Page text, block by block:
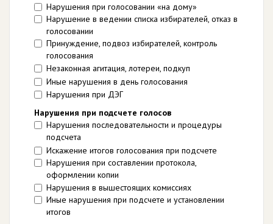
Нарушения при голосовании «на дому»
Нарушение в ведении списка избирателей, отказ в
голосовании
Принуждение, подвоз избирателей, контроль
голосования
Незаконная агитация, лотереи, подкуп
Иные нарушения в день голосования
Нарушения при ДЭГ
Нарушения при подсчете голосов
Нарушения последовательности и процедуры
подсчета
Искажение итогов голосования при подсчете
Нарушения при составлении протокола,
оформлении копии
Нарушения в вышестоящих комиссиях
Иные нарушения при подсчете и установлении
итогов